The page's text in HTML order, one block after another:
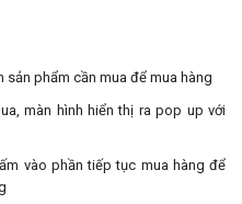
phẩm cần mua để mua hàng
màn hình hiển thị ra pop up với
vào phần tiếp tục mua hàng để